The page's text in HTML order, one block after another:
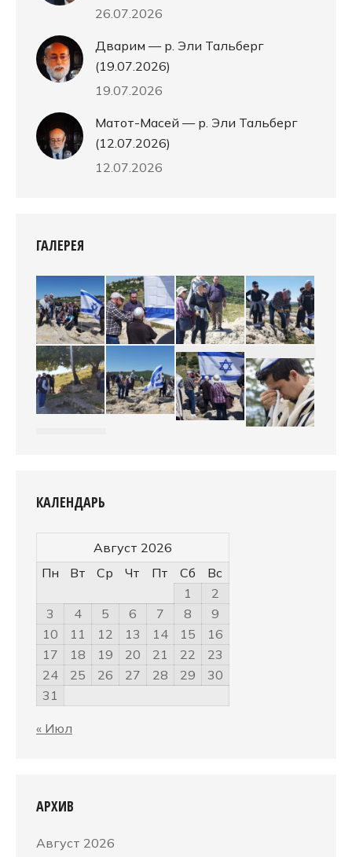
26.07.2026
Дварим — р. Эли Тальберг
(19.07.2026)
19.07.2026
Матот-Масей — р. Эли Тальберг
(12.07.2026)
12.07.2026
ГАЛЕРЕЯ
КАЛЕНДАРЬ
Август 2026
Пн
Вт Ср Чт Пт Сб
Вс
1
2
3
4 5 6 7 8
9
10
11 12 13 14 15
16
17
18 19 20 21 22
23
24
25 26 27 28 29
30
31
« Июл
АРХИВ
Август 2026